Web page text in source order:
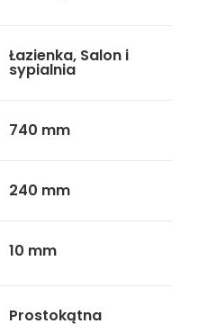
Łazienka, Salon i
sypialnia
740 mm
240 mm
10 mm
Prostokątna